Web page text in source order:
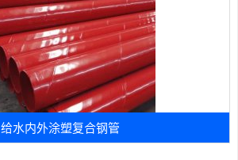
给水内外涂塑复合钢管